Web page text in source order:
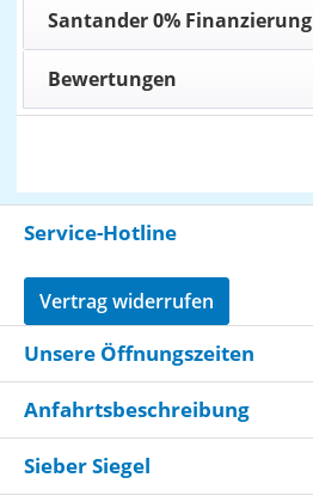
Santander 0% Finanzierung
Bewertungen
Service-Hotline
Vertrag widerrufen
Unsere Öffnungszeiten
Anfahrtsbeschreibung
Sieber Siegel